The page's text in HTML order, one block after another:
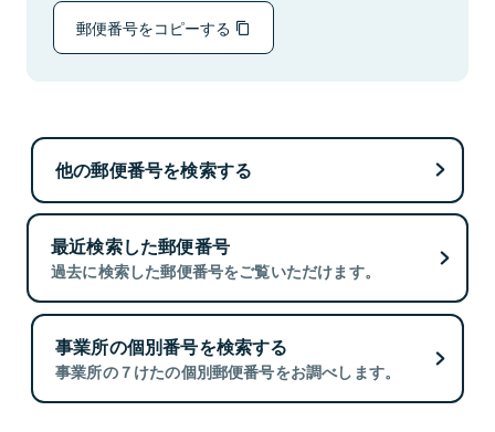
郵便番号をコピーする
他の郵便番号を検索する
最近検索した郵便番号
過去に検索した郵便番号をご覧いただけます。
事業所の個別番号を検索する
事業所の７けたの個別郵便番号をお調べします。